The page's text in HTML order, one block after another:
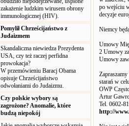
zakażenie ludzkim wirusem obrony
immunologicznej (HIV).
Pomylił Chrześcijaństwo z
Judaizmem
Skandaliczna niewiedza Prezydenta
USA, czy też raczej perfidna
prowokacja?
W przemówieniu Baracj Obama
opisuje Chrześcijaństwo
odwołaniami do Judaizmu.
Czy polskie wybory są
zagrożone? Anomalie, które
budzą niepokój
po wejściu
decyzje
Niemcy
Umowy
2 Umowy
Umowy
starań w
OWP
Artur
Tel. 0602-
http://